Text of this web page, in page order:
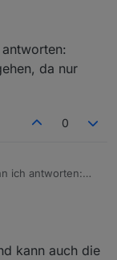
Ohne
sauber
ein Kill-Signal
ob es eine
zu lassen
da nur
0
ich antworten:
kann auch die